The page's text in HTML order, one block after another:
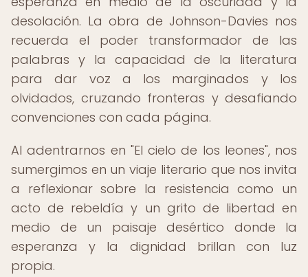
desolación. La obra de Johnson-Davies nos
recuerda el poder transformador de las
palabras y la capacidad de la literatura
para dar voz a los marginados y los
olvidados, cruzando fronteras y desafiando
convenciones con cada página.
Al adentrarnos en "El cielo de los leones", nos
sumergimos en un viaje literario que nos invita
a reflexionar sobre la resistencia como un
acto de rebeldía y un grito de libertad en
medio de un paisaje desértico donde la
esperanza y la dignidad brillan con luz
propia.